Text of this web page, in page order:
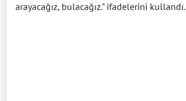
arayacağız, bulacağız." ifadelerini kullandı.